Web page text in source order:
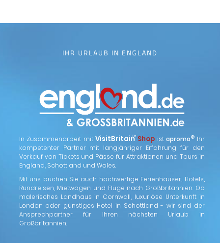
IHR URLAUB IN ENGLAND
In Zusammenarbeit mitVisitBritain
™ Shop istapromo® Ihr
kompetenter Partner mit langjähriger Erfahrung für den
Verkauf von Tickets und Pässe für Attraktionen und Tours in
England, Schottland und Wales.
Mit uns buchen Sie auch hochwertige Ferienhäuser, Hotels,
Rundreisen, Mietwagen und Flüge nach Großbritannien. Ob
malerisches Landhaus in Cornwall, luxuriöse Unterkunft in
London oder günstiges Hotel in Schottland - wir sind der
Ansprechpartner für Ihren nächsten Urlaub in
Großbritannien.